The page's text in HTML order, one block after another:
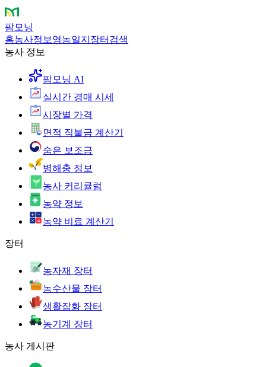
팜모닝
홈농사정보 영농일지 장터 검색
농사 정보
팜모닝 AI
실시간 경매 시세
시장별 가격
면적 직불금 계산기
숨은 보조금
병해충 정보
농사 커리큘럼
농약 정보
농약 비료 계산기
장터
농자재 장터
농수산물 장터
생활잡화 장터
농기계 장터
농사 게시판